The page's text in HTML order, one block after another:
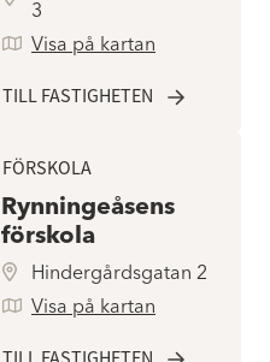
3
Visa på kartan
TILL FASTIGHETEN
FÖRSKOLA
Rynningeåsens
förskola
Hindergårdsgatan 2
Visa på kartan